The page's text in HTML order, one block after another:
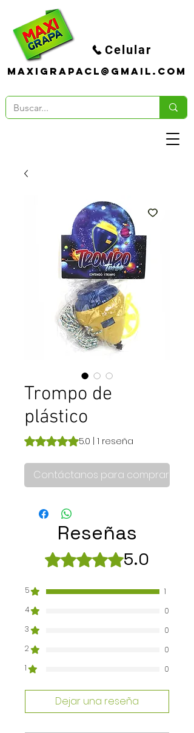
Celular
maxigrapacl@gmail.com
Trompo de
plástico
Según 1 reseña, la calificación es de
5.0 | 1 reseña
Contáctanos para comprar
Reseñas
Obtuvo 5 de 5 estrellas.
5.0
5
1
4
0
3
0
2
0
1
0
Dejar una reseña